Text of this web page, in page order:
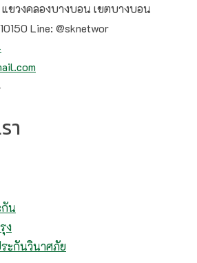
ขวงคลองบางบอน เขตบางบอน
Line: @sknetwor
า
กัน
ง
ะกันวินาศภัย